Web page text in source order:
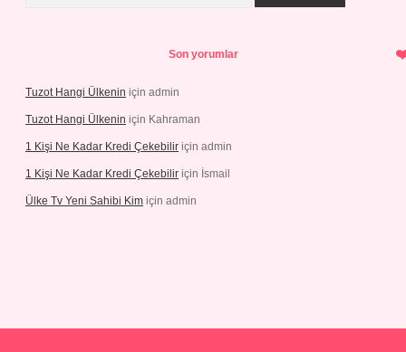
Son yorumlar
Tuzot Hangi Ülkenin için admin
Tuzot Hangi Ülkenin için Kahraman
1 Kişi Ne Kadar Kredi Çekebilir için admin
1 Kişi Ne Kadar Kredi Çekebilir için İsmail
Ülke Tv Yeni Sahibi Kim için admin